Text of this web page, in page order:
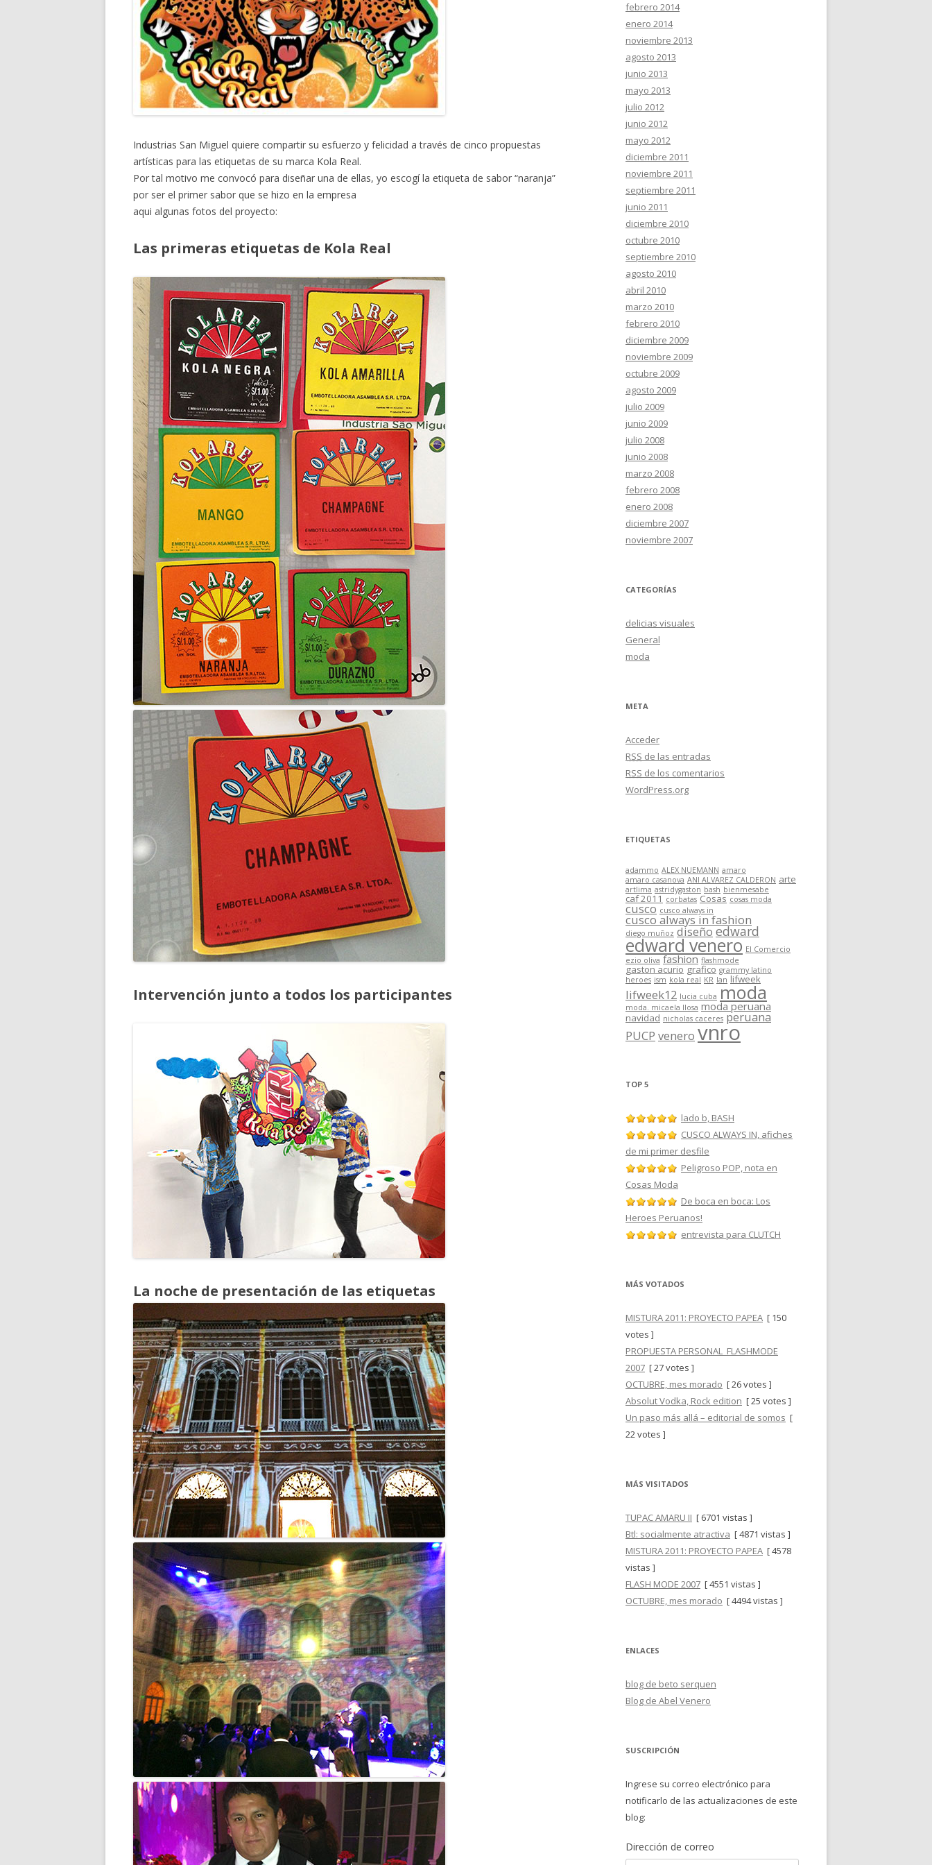
Industrias San Miguel quiere compartir su esfuerzo y felicidad a través de cinco propuestas
artísticas para las etiquetas de su marca Kola Real.
Por tal motivo me convocó para diseñar una de ellas, yo escogí la etiqueta de sabor “naranja”
por ser el primer sabor que se hizo en la empresa
aqui algunas fotos del proyecto:
Las primeras etiquetas de Kola Real
Intervención junto a todos los participantes
La noche de presentación de las etiquetas
febrero 2014
enero 2014
noviembre 2013
agosto 2013
junio 2013
mayo 2013
julio 2012
junio 2012
mayo 2012
diciembre 2011
noviembre 2011
septiembre 2011
junio 2011
diciembre 2010
octubre 2010
septiembre 2010
agosto 2010
abril 2010
marzo 2010
febrero 2010
diciembre 2009
noviembre 2009
octubre 2009
agosto 2009
julio 2009
junio 2009
julio 2008
junio 2008
marzo 2008
febrero 2008
enero 2008
diciembre 2007
noviembre 2007
CATEGORÍAS
delicias visuales
General
moda
META
Acceder
RSS de las entradas
RSS de los comentarios
WordPress.org
ETIQUETAS
adammo ALEX NUEMANN amaro
amaro casanova ANI ALVAREZ CALDERON arte
artlima astridygaston bash bienmesabe
caf 2011 corbatas Cosas cosas moda
cusco cusco always in
cusco always in fashion
diego muñoz diseño edward
edward venero El Comercio
ezio oliva fashion flashmode
gaston acurio grafico grammy latino
heroes ism kola real KR lan lifweek
lifweek12 lucia cuba moda
moda. micaela llosa moda peruana
navidad nicholas caceres peruana
PUCP venero vnro
TOP 5
lado b, BASH
CUSCO ALWAYS IN, afiches
de mi primer desfile
Peligroso POP, nota en
Cosas Moda
De boca en boca: Los
Heroes Peruanos!
entrevista para CLUTCH
MÁS VOTADOS
MISTURA 2011: PROYECTO PAPEA [ 150
votes ]
PROPUESTA PERSONAL_FLASHMODE
2007 [ 27 votes ]
OCTUBRE, mes morado [ 26 votes ]
Absolut Vodka, Rock edition [ 25 votes ]
Un paso más allá – editorial de somos [
22 votes ]
MÁS VISITADOS
TUPAC AMARU II [ 6701 vistas ]
Btl: socialmente atractiva [ 4871 vistas ]
MISTURA 2011: PROYECTO PAPEA [ 4578
vistas ]
FLASH MODE 2007 [ 4551 vistas ]
OCTUBRE, mes morado [ 4494 vistas ]
ENLACES
blog de beto serquen
Blog de Abel Venero
SUSCRIPCIÓN
Ingrese su correo electrónico para
notificarlo de las actualizaciones de este
blog:
Dirección de correo